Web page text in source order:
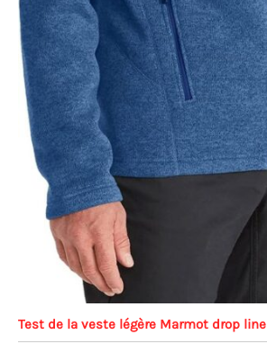
Test de la veste légère Marmot drop line